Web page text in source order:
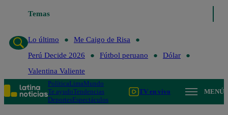
Temas
Lo último
Me Caigo de Risa
Perú Decide 2026
Fútbol peruano
Dólar
Valentina Valiente
PolíticaLimaMundo
Te ayudoTendencias
DeportesEspectáculos
TV en vivo MENÚ